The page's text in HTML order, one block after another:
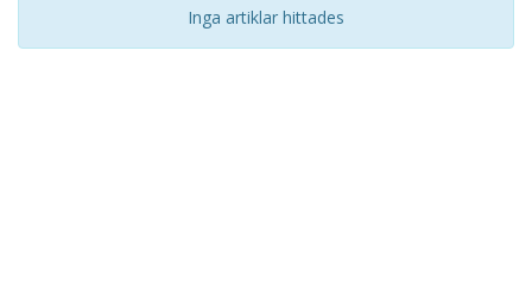
Inga artiklar hittades